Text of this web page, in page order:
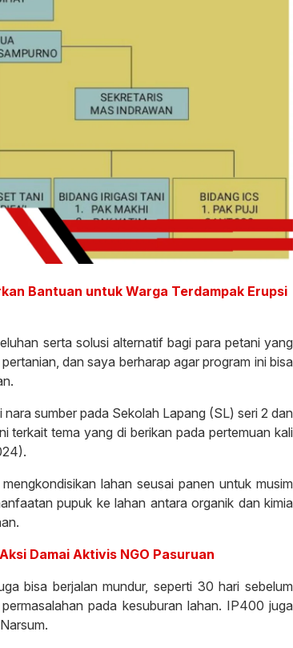
Bantuan untuk Warga Terdampak Erupsi
serta solusi alternatif bagi para petani yang
dan saya berharap agar program ini bisa
sumber pada Sekolah Lapang (SL) seri 2 dan
terkait tema yang di berikan pada pertemuan kali
lahan seusai panen untuk musim
pupuk ke lahan antara organik dan kimia
Damai Aktivis NGO Pasuruan
bisa berjalan mundur, seperti 30 hari sebelum
pada kesuburan lahan. IP400 juga